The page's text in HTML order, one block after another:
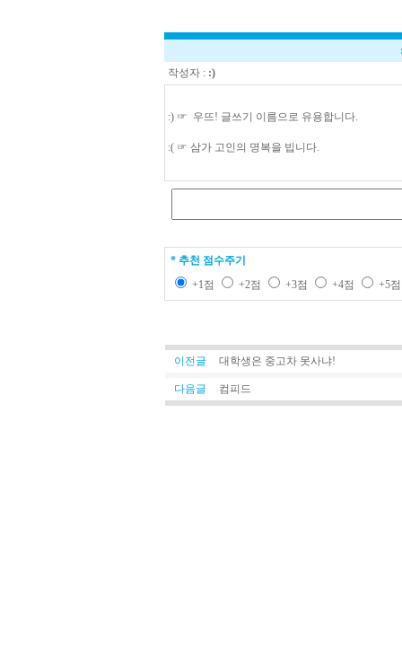
작성자 : :)
:) ☞ 우뜨! 글쓰기 이름으로 유용합니다.
:( ☞ 삼가 고인의 명복을 빕니다.
* 추천 점수주기
+1점
+2점 +3점 +4점 +5
이전글 대학생은 중고차 못사냐!
다음글 컴피드